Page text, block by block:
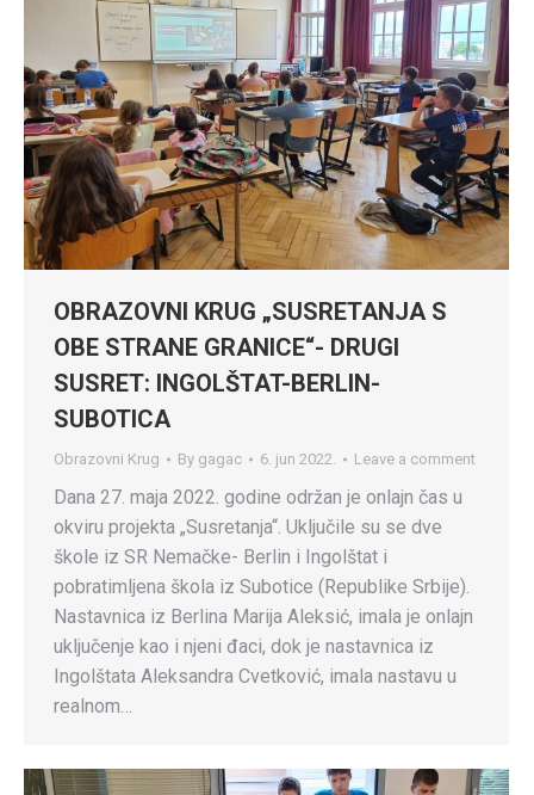
OBRAZOVNI KRUG „SUSRETANJA S
OBE STRANE GRANICE“- DRUGI
SUSRET: INGOLŠTAT-BERLIN-
SUBOTICA
Obrazovni Krug By gagac 6. jun 2022. Leave a comment
Dana 27. maja 2022. godine održan je onlajn čas u
okviru projekta „Susretanja“. Uključile su se dve
škole iz SR Nemačke- Berlin i Ingolštat i
pobratimljena škola iz Subotice (Republike Srbije).
Nastavnica iz Berlina Marija Aleksić, imala je onlajn
uključenje kao i njeni đaci, dok je nastavnica iz
Ingolštata Aleksandra Cvetković, imala nastavu u
realnom…